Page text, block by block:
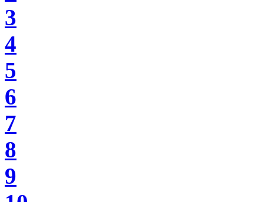
3
4
5
6
7
8
9